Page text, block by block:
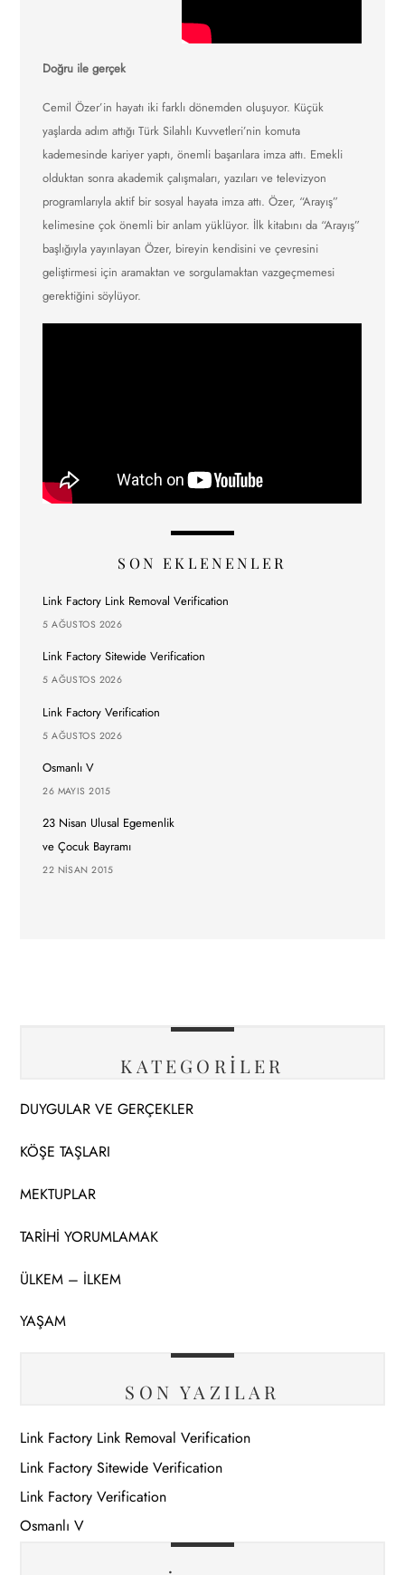
Doğru ile gerçek
Cemil Özer’in hayatı iki farklı dönemden oluşuyor. Küçük
yaşlarda adım attığı Türk Silahlı Kuvvetleri’nin komuta
kademesinde kariyer yaptı, önemli başarılara imza attı. Emekli
olduktan sonra akademik çalışmaları, yazıları ve televizyon
programlarıyla aktif bir sosyal hayata imza attı. Özer, “Arayış”
kelimesine çok önemli bir anlam yüklüyor. İlk kitabını da “Arayış”
başlığıyla yayınlayan Özer, bireyin kendisini ve çevresini
geliştirmesi için aramaktan ve sorgulamaktan vazgeçmemesi
gerektiğini söylüyor.
SON EKLENENLER
Link Factory Link Removal Verification
5 AĞUSTOS 2026
Link Factory Sitewide Verification
5 AĞUSTOS 2026
Link Factory Verification
5 AĞUSTOS 2026
Osmanlı V
26 MAYIS 2015
23 Nisan Ulusal Egemenlik
ve Çocuk Bayramı
22 NISAN 2015
KATEGORİLER
DUYGULAR VE GERÇEKLER
KÖŞE TAŞLARI
MEKTUPLAR
TARİHİ YORUMLAMAK
ÜLKEM – İLKEM
YAŞAM
SON YAZILAR
Link Factory Link Removal Verification
Link Factory Sitewide Verification
Link Factory Verification
Osmanlı V